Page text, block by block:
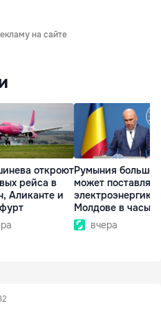
на сайте
откроют
рейса в
Аликанте и
Румыния больше
может поставлять
электроэнергию
Молдове в часы
вчера